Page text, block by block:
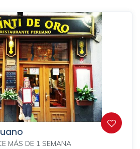
MÁS DE 1 SEMANA